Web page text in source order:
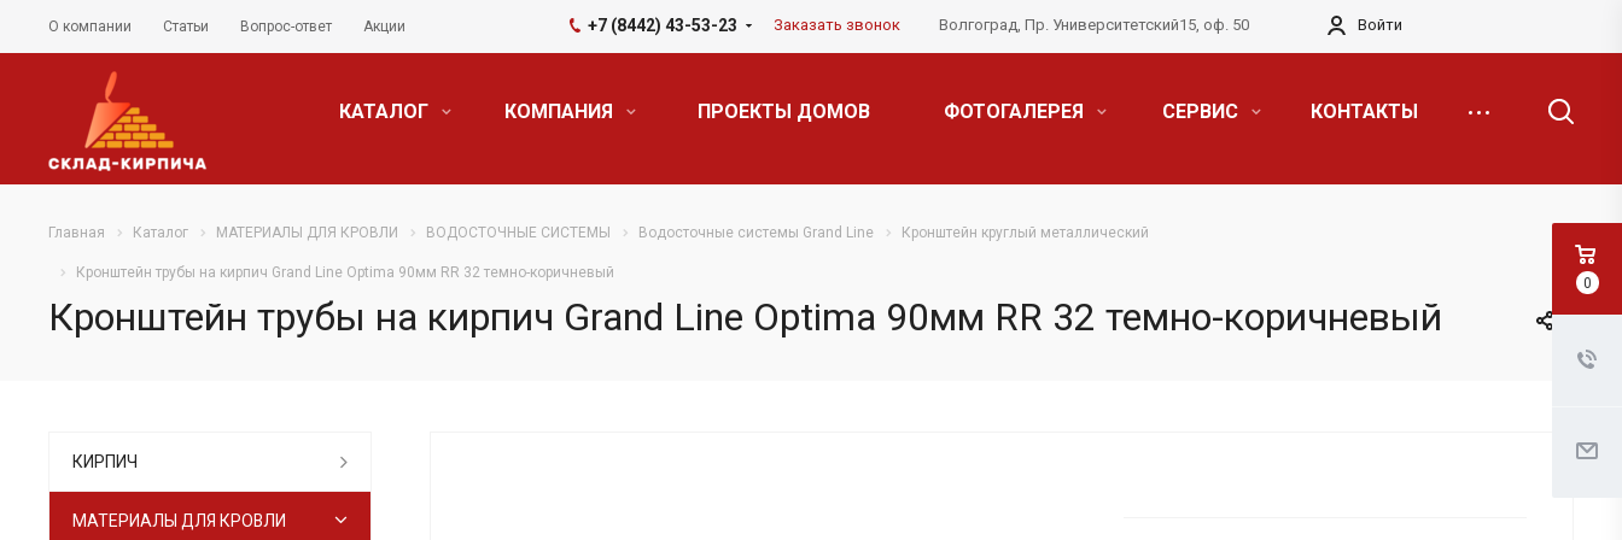
О компании Статьи Вопрос-ответ Акции +7 (8442) 43-53-23 Заказать звонок Волгоград, Пр. Университетский15, оф. 50 Войти
КАТАЛОГ КОМПАНИЯ ПРОЕКТЫ ДОМОВ ФОТОГАЛЕРЕЯ СЕРВИС КОНТАКТЫ
Главная Каталог МАТЕРИАЛЫ ДЛЯ КРОВЛИ ВОДОСТОЧНЫЕ СИСТЕМЫ Водосточные системы Grand Line Кронштейн круглый металлический
Кронштейн трубы на кирпич Grand Line Optima 90мм RR 32 темно-коричневый
Кронштейн трубы на кирпич Grand Line Optima 90мм RR 32 темно-коричневый
КИРПИЧ
МАТЕРИАЛЫ ДЛЯ КРОВЛИ
0